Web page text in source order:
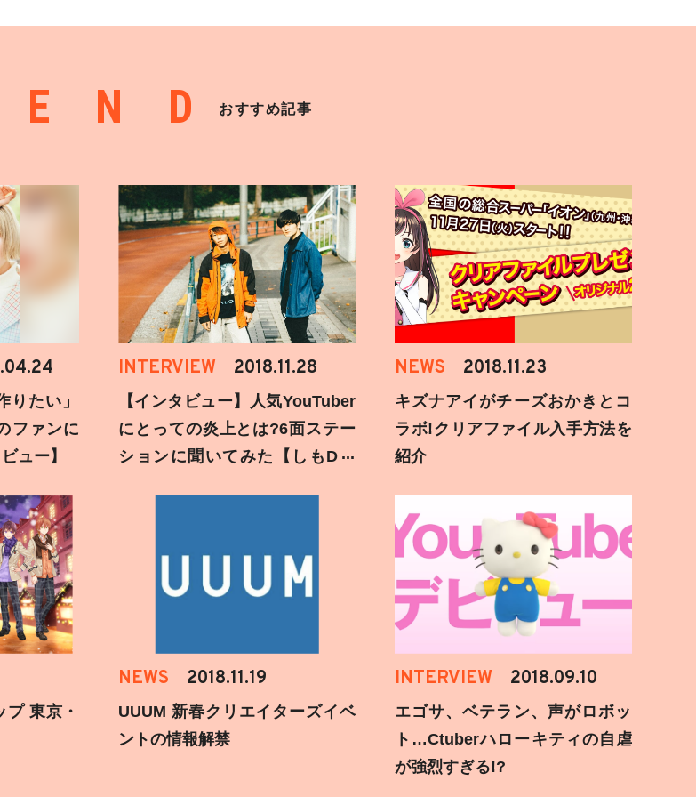
おすすめ記事
りたい」
ファンに
ュー】
INTERVIEW 2018.11.28
【インタビュー】人気YouTuber
にとっての炎上とは?6面ステー
ションに聞いてみた【しもD遅
NEWS 2018.11.23
キズナアイがチーズおかきとコ
ラボ!クリアファイル入手方法を
紹介
東京・
NEWS 2018.11.19
UUUM 新春クリエイターズイベ
ントの情報解禁
INTERVIEW 2018.09.10
エゴサ、ベテラン、声がロボッ
ト…Ctuberハローキティの自虐
が強烈すぎる!?